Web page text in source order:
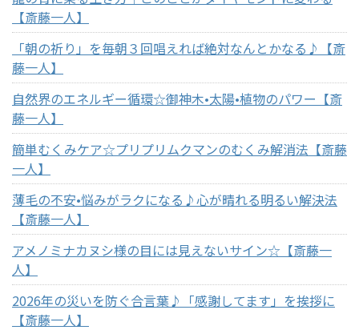
【斎藤一人】
「朝の祈り」を毎朝３回唱えれば絶対なんとかなる♪【斎
藤一人】
自然界のエネルギー循環☆御神木•太陽•植物のパワー【斎
藤一人】
簡単むくみケア☆プリプリムクマンのむくみ解消法【斎藤
一人】
薄毛の不安•悩みがラクになる♪心が晴れる明るい解決法
【斎藤一人】
アメノミナカヌシ様の目には見えないサイン☆【斎藤一
人】
2026年の災いを防ぐ合言葉♪「感謝してます」を挨拶に
【斎藤一人】